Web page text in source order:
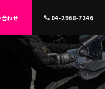
わせ 04-2968-7246